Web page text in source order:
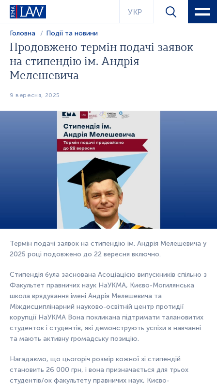
УКР
Головна Події та новини
Продовжено термін подачі заявок
на стипендію ім. Андрія
Мелешевича
9 вересня, 2025
Термін подачі заявок на стипендію ім. Андрія Мелешевича у
2025 році подовжено до 22 вересня включно.
Стипендія була заснована Асоціацією випускників спільно з
Факультет правничих наук НаУКМА, Києво-Могилянська
школа врядування імені Андрія Мелешевича та
Міждисциплінарний науково-освітній центр протидії
корупції НаУКМА Вона покликана підтримати талановитих
студенток і студентів, які демонструють успіхи в навчанні
та мають активну громадську позицію.
Нагадаємо, що цьогоріч розмір кожної зі стипендій
становить 26 000 грн, і вона призначається для трьох
студентів/ок факультету правничих наук, Києво-